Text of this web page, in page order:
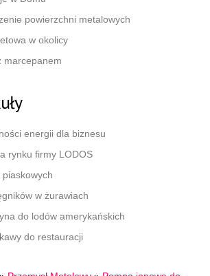
powierzchni metalowych
w okolicy
marcepanem
energii dla biznesu
rynku firmy LODOS
w żurawiach
do lodów amerykańskich
do restauracji